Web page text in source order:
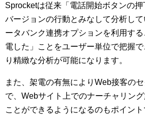
Sprocketは従来「電話開始ボタンの
バージョンの行動とみなして分析し
ータバンク連携オプションを利用す
電した」ことをユーザー単位で把握
り精緻な分析が可能になります。
また、架電の有無によりWeb接客の
で、Webサイト上でのナーチャリン
ことができるようになるのもポイント